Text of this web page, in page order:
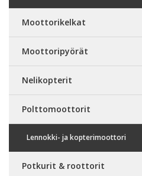
Moottorikelkat
Moottoripyörät
Nelikopterit
Polttomoottorit
Lennokki- ja kopterimoottori
Potkurit & roottorit